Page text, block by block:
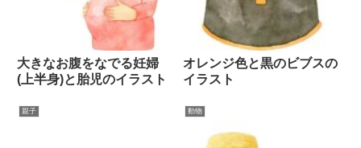
大きなお腹をなでる妊婦
(上半身)と胎児のイラスト
オレンジ色と黒のビブスの
イラスト
親子 動物